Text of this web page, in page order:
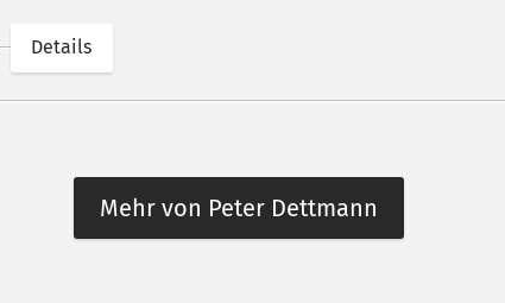
Details
Mehr von Peter Dettmann